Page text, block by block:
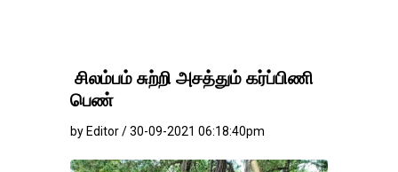
சிலம்பம் சுற்றி அசத்தும் கர்ப்பிணி
பெண்
by Editor / 30-09-2021 06:18:40pm